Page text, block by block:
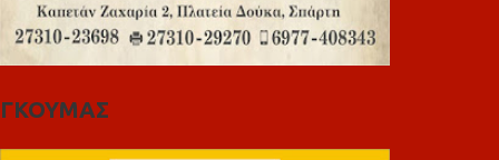
ΓΚΟΥΜΑΣ